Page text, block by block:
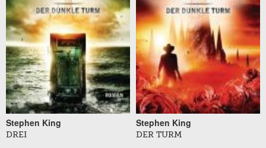
Stephen King
DREI
Stephen King
DER TURM